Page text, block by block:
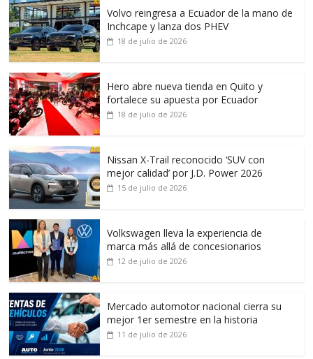
Volvo reingresa a Ecuador de la mano de
Inchcape y lanza dos PHEV
18 de julio de 2026
Hero abre nueva tienda en Quito y
fortalece su apuesta por Ecuador
18 de julio de 2026
Nissan X-Trail reconocido ‘SUV con
mejor calidad’ por J.D. Power 2026
15 de julio de 2026
Volkswagen lleva la experiencia de
marca más allá de concesionarios
12 de julio de 2026
Mercado automotor nacional cierra su
mejor 1er semestre en la historia
11 de julio de 2026